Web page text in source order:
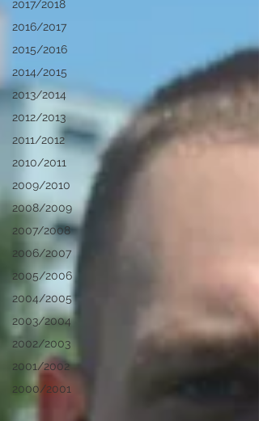
2017/2018
2016/2017
2015/2016
2014/2015
2013/2014
2012/2013
2011/2012
2010/2011
2009/2010
2008/2009
2007/2008
2006/2007
2005/2006
2004/2005
2003/2004
2002/2003
2001/2002
2000/2001